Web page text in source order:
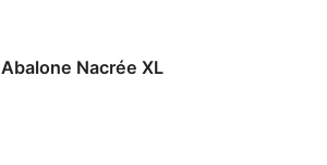
Abalone Nacrée XL